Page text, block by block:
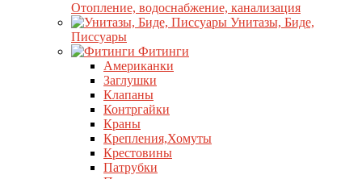
Отопление, водоснабжение, канализация
Унитазы, Биде,
Писсуары
Фитинги
Американки
Заглушки
Клапаны
Контргайки
Краны
Крепления,Хомуты
Крестовины
Патрубки